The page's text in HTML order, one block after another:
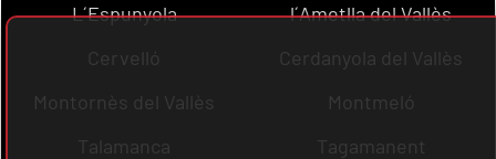
L´Espunyola
l´Ametlla del Vallès
Cervelló
Cerdanyola del Vallès
Montornès del Vallès
Montmeló
Talamanca
Tagamanent